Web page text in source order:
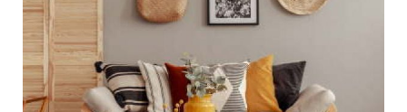
לאורחים להרגיש בבית
אם נעשה סקר מקיף, ככל הנראה נגלה די בקלות כי יש
מעט דברים אותם אוהבים הישראלים יותר מלארח.